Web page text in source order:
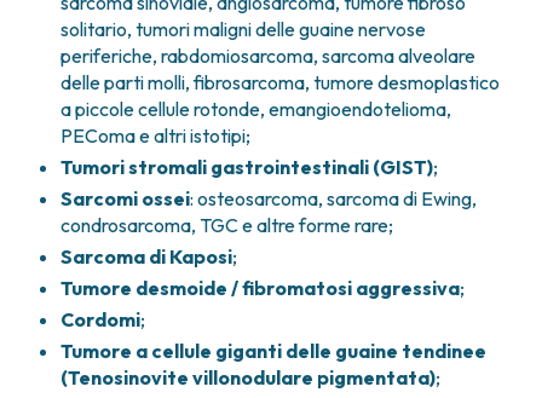
solitario, tumori maligni delle guaine nervose
periferiche, rabdomiosarcoma, sarcoma alveolare
delle parti molli, fibrosarcoma, tumore desmoplastico
a piccole cellule rotonde, emangioendotelioma,
PEComa e altri istotipi;
Tumori stromali gastrointestinali (GIST);
Sarcomi ossei: osteosarcoma, sarcoma di Ewing,
condrosarcoma, TGC e altre forme rare;
Sarcoma di Kaposi;
Tumore desmoide / fibromatosi aggressiva;
Cordomi;
Tumore a cellule giganti delle guaine tendinee
(Tenosinovite villonodulare pigmentata);